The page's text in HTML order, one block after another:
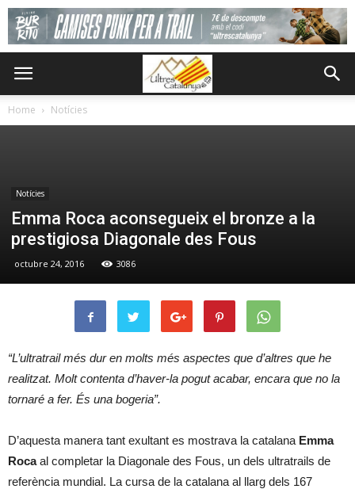
Home Notícies
Notícies
Emma Roca aconsegueix el bronze a la
prestigiosa Diagonale des Fous
octubre 24, 2016 3086
“L’ultratrail més dur en molts més aspectes que d’altres que he
realitzat. Molt contenta d’haver-la pogut acabar, encara que no la
tornaré a fer. És una bogeria”.
D’aquesta manera tant exultant es mostrava la catalana Emma
Rocaal completar la Diagonale des Fous, un dels ultratrails de
referència mundial. La cursa de la catalana al llarg dels 167